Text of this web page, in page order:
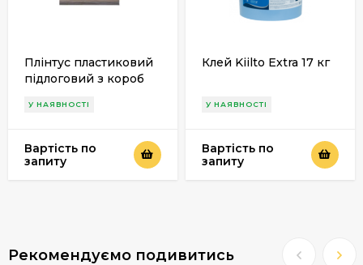
Плінтус пластиковий
підлоговий з короб
У НАЯВНОСТІ
Вартість по
запиту
Клей Kiilto Extra 17 кг
У НАЯВНОСТІ
Вартість по
запиту
Рекомендуємо подивитись